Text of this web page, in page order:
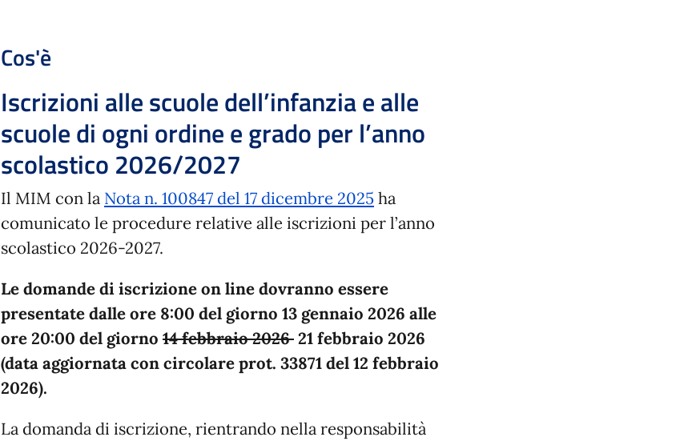
Cos'è
Iscrizioni alle scuole dell’infanzia e alle
scuole di ogni ordine e grado per l’anno
scolastico 2026/2027
Il MIM con la Nota n. 100847 del 17 dicembre 2025ha
comunicato le procedure relative alle iscrizioni per l’anno
scolastico 2026-2027.
Le domande di iscrizione on line dovranno essere
presentate dalle ore 8:00 del giorno 13 gennaio 2026 alle
ore 20:00 del giorno 14 febbraio 202621 febbraio 2026
(data aggiornata con circolare prot. 33871 del 12 febbraio
2026).
La domanda di iscrizione, rientrando nella responsabilità